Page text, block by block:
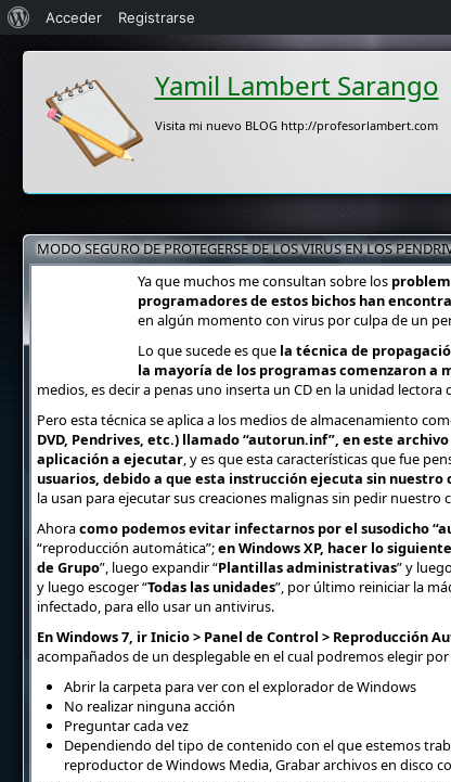
Yamil Lambert Sarango
Visita mi nuevo BLOG http://profesorlambert.com
MODO SEGURO DE PROTEGERSE DE LOS VIRUS EN LOS
Ya que muchos me consultan sobre los
programadores de estos bichos han
en algún momento con virus por culpa de un
Lo que sucede es que la técnica de
la mayoría de los programas comenzaron a
medios, es decir a penas uno inserta un CD en la unidad
Pero esta técnica se aplica a los medios de almacenamiento
DVD, Pendrives, etc.) llamado “autorun.inf”, en este
aplicación a ejecutar, y es que esta características que fue
usuarios, debido a que esta instrucción ejecuta sin
la usan para ejecutar sus creaciones malignas sin pedir
Ahoracomo podemos evitar infectarnos por el susodicho
“reproducción automática”;en Windows XP, hacer lo
de Grupo”, luego expandir “Plantillas administrativas” y
y luego escoger “Todas las unidades”, por último reiniciar la
infectado, para ello usar un antivirus.
En Windows 7, ir Inicio > Panel de Control > Reproducción
acompañados de un desplegable en el cual podremos elegir
Abrir la carpeta para ver con el explorador de Windows
No realizar ninguna acción
Preguntar cada vez
Dependiendo del tipo de contenido con el que estemos
reproductor de Windows Media, Grabar archivos en disco
Acerca
de
WordPress
Acceder Registrarse